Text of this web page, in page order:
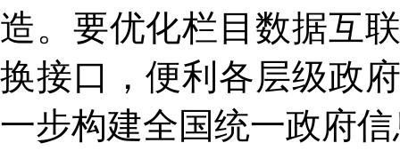
造。要优化栏目数据互
换接口，便利各层级政
一步构建全国统一政府